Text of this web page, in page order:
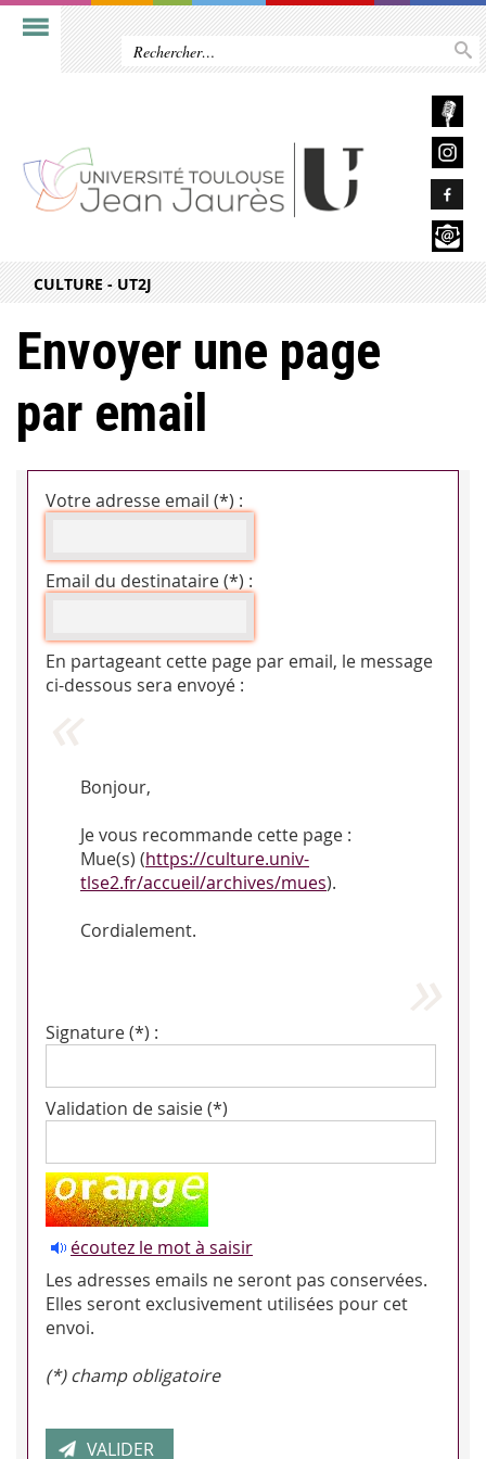
CULTURE - UT2J
Envoyer une page
par email
Votre adresse email (*) :
Email du destinataire (*) :
En partageant cette page par email, le message
ci-dessous sera envoyé :
Bonjour,
Je vous recommande cette page :
Mue(s) (https://culture.univ-
tlse2.fr/accueil/archives/mues).
Cordialement.
Signature (*) :
Validation de saisie (*)
écoutez le mot à saisir
Les adresses emails ne seront pas conservées.
Elles seront exclusivement utilisées pour cet
envoi.
(*) champ obligatoire